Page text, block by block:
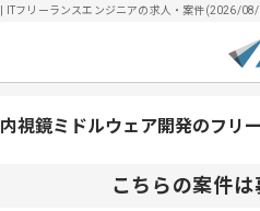
| ITフリーランスエンジニアの求人・案件(2026/
内視鏡ミドルウェア開発のフリ
こちらの案件